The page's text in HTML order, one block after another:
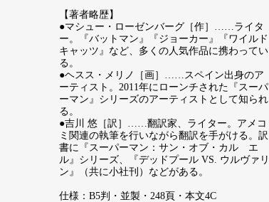
【著者略歴】
●マシュー・ローゼンバーグ［作］……ライタ
ー。『バットマン』『ジョーカー』『ワイルド
キャッツ』など、多くの人気作品に携わってい
る。
●ヘスス・メリノ［画］……スペイン出身のア
ーティスト。2011年にローンチされた『スーパ
ーマン』シリーズのアーティストとして知られ
る。
●吉川 悠［訳］……翻訳家、ライター。アメコ
ミ関連の執筆を行いながら翻訳を手がける。訳
書に『スーパーマン：サン・オブ・カル゠エ
ル』シリーズ、『デッドプール VS. ウルヴァリ
ン』（共に小社刊）などがある。
仕様：B5判・並製・248頁・本文4C